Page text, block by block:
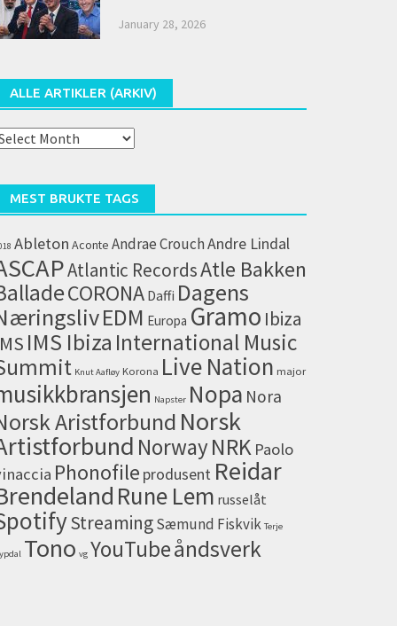
January 28, 2026
ALLE ARTIKLER (ARKIV)
MEST BRUKTE TAGS
Ableton Aconte Andrae CrouchAndre Lindal
Atlantic RecordsAtle Bakken
CORONA Daffi Dagens
EDM Europa Gramo Ibiza
IMS Ibiza International Music
Knut Aafløy Korona Live Nation major
Napster Nopa Nora
Aristforbund Norsk
NorwayNRK Paolo
Phonofile produsent Reidar
Rune Lem russelåt
StreamingSæmund Fiskvik Terje
Tono vg YouTubeåndsverk